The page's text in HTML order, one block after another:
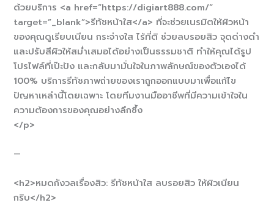
ด้วยบริการ <a href=”https://digiart888.com/”
target=”_blank”>รีทัชหน้าใส</a> ที่จะช่วยเนรมิตให้ผิวหน้า
ของคุณดูเรียบเนียน กระจ่างใส ไร้ที่ติ ช่วยลบรอยสิว จุดด่างดำ
และปรับสีผิวให้สม่ำเสมอได้อย่างเป็นธรรมชาติ ทำให้คุณได้รูป
โปรไฟล์ที่เป๊ะปัง และกลับมามั่นใจในภาพลักษณ์ของตัวเองได้
100% บริการรีทัชภาพถ่ายของเราถูกออกแบบมาเพื่อแก้ไข
ปัญหาเหล่านี้โดยเฉพาะ โดยทีมงานมืออาชีพที่มีความเข้าใจใน
ความต้องการของคุณอย่างลึกซึ้ง
</p>
—
<h2>หมดกังวลเรื่องสิว: รีทัชหน้าใส ลบรอยสิว ให้ผิวเนียน
กริบ</h2>